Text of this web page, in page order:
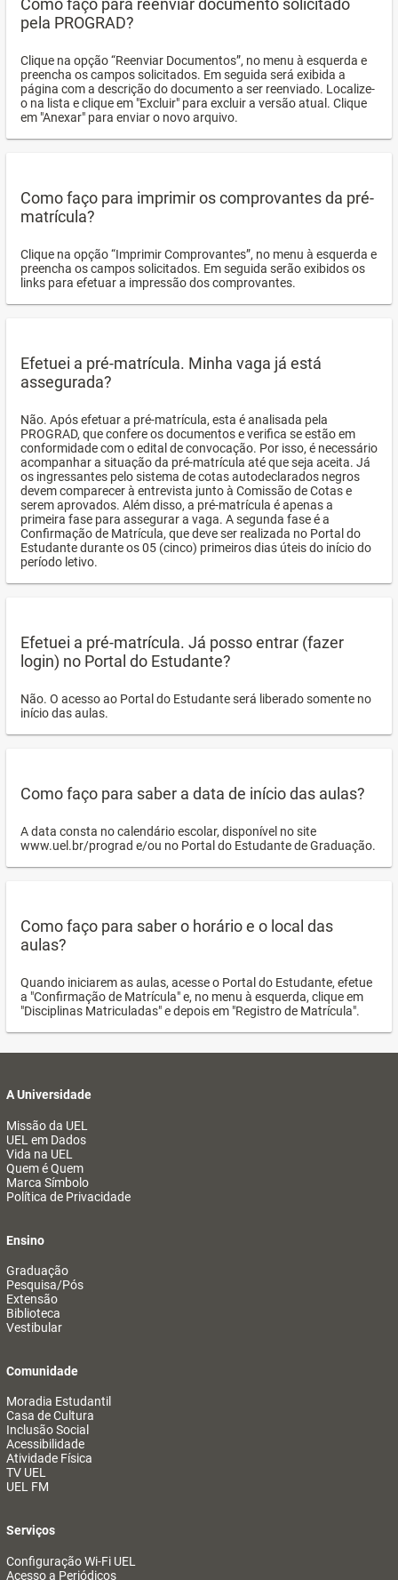
Como faço para reenviar documento solicitado
pela PROGRAD?
Clique na opção “Reenviar Documentos”, no menu à esquerda e
preencha os campos solicitados. Em seguida será exibida a
página com a descrição do documento a ser reenviado. Localize-
o na lista e clique em "Excluir" para excluir a versão atual. Clique
em "Anexar" para enviar o novo arquivo.
Como faço para imprimir os comprovantes da pré-
matrícula?
Clique na opção “Imprimir Comprovantes”, no menu à esquerda e
preencha os campos solicitados. Em seguida serão exibidos os
links para efetuar a impressão dos comprovantes.
Efetuei a pré-matrícula. Minha vaga já está
assegurada?
Não. Após efetuar a pré-matrícula, esta é analisada pela
PROGRAD, que confere os documentos e verifica se estão em
conformidade com o edital de convocação. Por isso, é necessário
acompanhar a situação da pré-matrícula até que seja aceita. Já
os ingressantes pelo sistema de cotas autodeclarados negros
devem comparecer à entrevista junto à Comissão de Cotas e
serem aprovados. Além disso, a pré-matrícula é apenas a
primeira fase para assegurar a vaga. A segunda fase é a
Confirmação de Matrícula, que deve ser realizada no Portal do
Estudante durante os 05 (cinco) primeiros dias úteis do início do
período letivo.
Efetuei a pré-matrícula. Já posso entrar (fazer
login) no Portal do Estudante?
Não. O acesso ao Portal do Estudante será liberado somente no
início das aulas.
Como faço para saber a data de início das aulas?
A data consta no calendário escolar, disponível no site
www.uel.br/prograd e/ou no Portal do Estudante de Graduação.
Como faço para saber o horário e o local das
aulas?
Quando iniciarem as aulas, acesse o Portal do Estudante, efetue
a "Confirmação de Matrícula" e, no menu à esquerda, clique em
"Disciplinas Matriculadas" e depois em "Registro de Matrícula".
A Universidade
Missão da UEL
UEL em Dados
Vida na UEL
Quem é Quem
Marca Símbolo
Política de Privacidade
Ensino
Graduação
Pesquisa/Pós
Extensão
Biblioteca
Vestibular
Comunidade
Moradia Estudantil
Casa de Cultura
Inclusão Social
Acessibilidade
Atividade Física
TV UEL
UEL FM
Serviços
Configuração Wi-Fi UEL
Acesso a Periódicos